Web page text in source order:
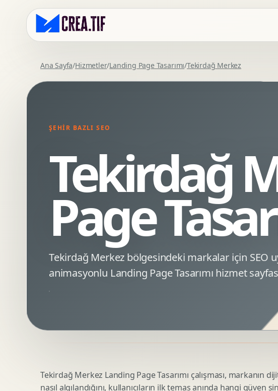
Kurumsal Web Tasarim
SEO Uyumlu Web Tasarim
Webflow Web Tasarim
Kurumsal Site Yenileme
Prototip Tasarimi
Dashboard UI Tasarimi
Conversion UX Optimizasyonu
Ofis Ici
Minimal Logo Tasarimi
Amblem Tasarimi
Logo Revizyonu
Tipografik Logo Tasarimi
Startup Logo Tasarimi
Google Ads Reklam Tasarimi
Kampanya Stratejisi
Performans Reklam Kreatifleri
Sosyal
Reels
Topluluk
Sosyal
Urun Gorsellestirme 3D Urun
Ana Sayfa/Hizmetler/Landing Page Tasarımı/Tekirdağ Merkez
ŞEHIR BAZLI SEO
Tekirdağ
Page
Tekirdağ Merkez bölgesindeki markalar için SEO
animasyonlu Landing Page Tasarımı hizmet
Tekirdağ Merkez Landing Page Tasarımı çalışması, markanın
nasıl algılandığını, kullanıcıların ilk temas anında hangi güven